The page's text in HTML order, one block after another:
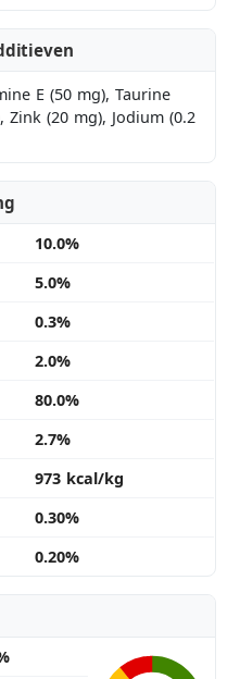
E (50 mg), Taurine
Zink (20 mg), Jodium (0.2
10.0%
5.0%
0.3%
2.0%
80.0%
2.7%
973 kcal/kg
0.30%
0.20%